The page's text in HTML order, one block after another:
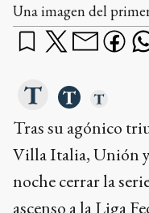
Una imagen del
Tras su agónico
Villa Italia, Unión y
noche cerrar la
ascenso a la Liga